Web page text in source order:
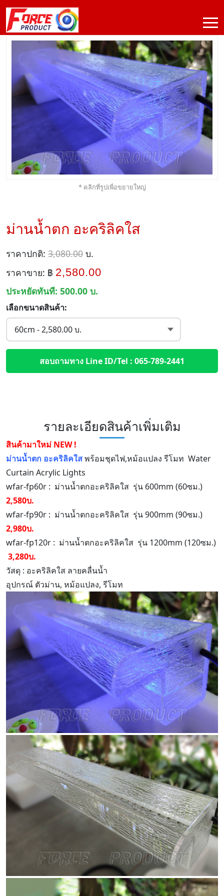
* คลิกที่รูปเพื่อขยายใหญ่
ม่านน้ำตก อะคริลิคใส
ราคาปกติ: 3,080.00 บ.
ราคาขาย: ฿ 2,580.00
ประหยัดทันที: 500.00 บ.
เลือกขนาดสินค้า:
สอบถามทาง Line ID/Tel : 065-789-2441
รายละเอียดสินค้าเพิ่มเติม
สินค้ามาใหม่ NEW !
ม่านน้ำตก อะคริลิคใสพร้อมชุดไฟ,หม้อแปลง รีโมท Water
Curtain Acrylic Lights
wfar-fp60r : ม่านน้ำตกอะคริลิคใส รุ่น 600mm (60ซม.)
2,580บ.
wfar-fp90r : ม่านน้ำตกอะคริลิคใส รุ่น 900mm (90ซม.)
2,980บ.
wfar-fp120r : ม่านน้ำตกอะคริลิคใส รุ่น 1200mm (120ซม.)
3,280บ.
วัสดุ : อะคริลิคใส ลายคลื่นน้ำ
อุปกรณ์ ตัวม่าน, หม้อแปลง, รีโมท